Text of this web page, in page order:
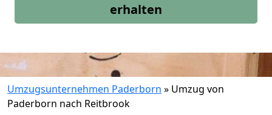
erhalten
Umzugsunternehmen Paderborn » Umzug von
Paderborn nach Reitbrook